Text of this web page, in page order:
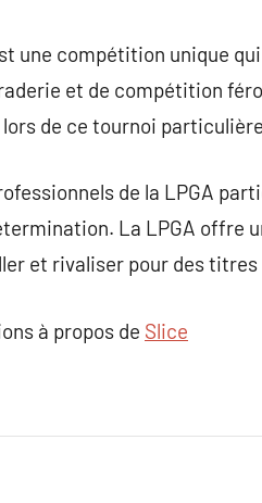
une compétition unique
et de compétition
de ce tournoi
de la LPGA
La LPGA offre
et rivaliser pour des
à propos de Slice